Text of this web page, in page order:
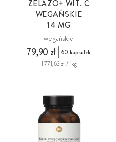
ŻELAZO+ WIT. C
WEGAŃSKIE
14 MG
wegańskie
79,90 zł
60 kapsułek
1 771,62 zł / 1kg